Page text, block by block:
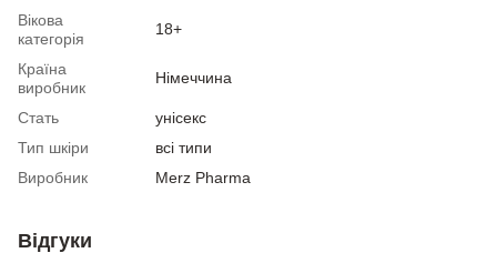
Вікова
категорія
18+
Країна
виробник
Німеччина
Стать
унісекс
Тип шкіри
всі типи
Виробник
Merz Pharma
Відгуки